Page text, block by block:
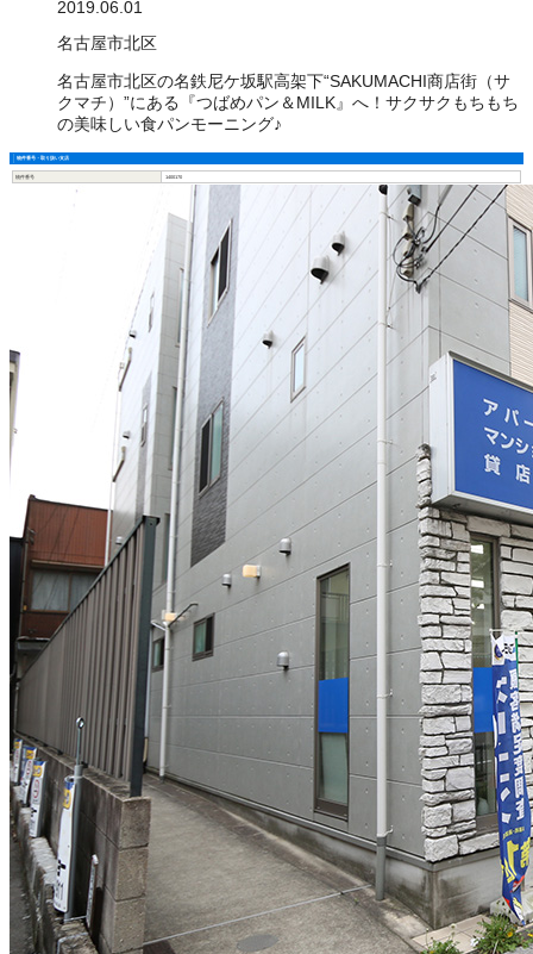
2019.06.01
名古屋市北区
名古屋市北区の名鉄尼ケ坂駅高架下“SAKUMACHI商店街（サ
クマチ）”にある『つばめパン＆MILK』へ！サクサクもちもち
の美味しい食パンモーニング♪
物件番号・取り扱い支店
物件番号 1400170